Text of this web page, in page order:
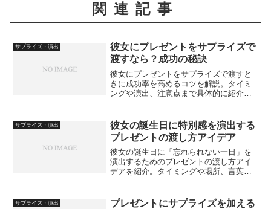
関連記事
サプライズ・演出
彼女にプレゼントをサプライズで
渡すなら？成功の秘訣
彼女にプレゼントをサプライズで渡すと
きに成功率を高めるコツを解説。タイミ
ングや演出、注意点まで具体的に紹介し
サプライズ・演出
彼女の誕生日に特別感を演出する
プレゼントの渡し方アイデア
彼女の誕生日に「忘れられない一日」を
演出するためのプレゼントの渡し方アイ
デアを紹介。タイミングや場所、言葉の
サプライズ・演出
プレゼントにサプライズを加える